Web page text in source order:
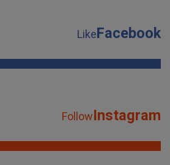
LikeFacebook
FollowInstagram